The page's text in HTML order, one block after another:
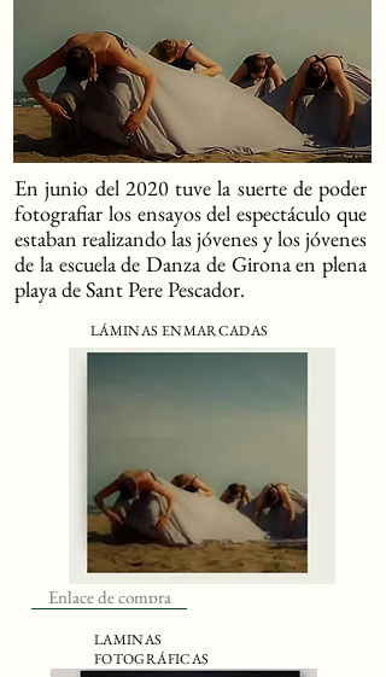
En junio del 2020 tuve la suerte de poder
fotografiar los ensayos del espectáculo que
estaban realizando las jóvenes y los jóvenes
de la escuela de Danza de Girona en plena
playa de Sant Pere Pescador.
LÁMINAS ENMARCADAS
Enlace de compra
LAMINAS
FOTOGRÁFICAS